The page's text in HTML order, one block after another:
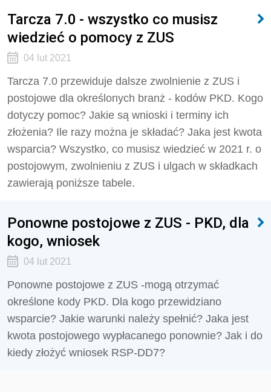
Tarcza 7.0 - wszystko co musisz
wiedzieć o pomocy z ZUS
04 lut 2021
Tarcza 7.0 przewiduje dalsze zwolnienie z ZUS i
postojowe dla określonych branż - kodów PKD. Kogo
dotyczy pomoc? Jakie są wnioski i terminy ich
złożenia? Ile razy można je składać? Jaka jest kwota
wsparcia? Wszystko, co musisz wiedzieć w 2021 r. o
postojowym, zwolnieniu z ZUS i ulgach w składkach
zawierają poniższe tabele.
Ponowne postojowe z ZUS - PKD, dla
kogo, wniosek
04 lut 2021
Ponowne postojowe z ZUS -mogą otrzymać
określone kody PKD. Dla kogo przewidziano
wsparcie? Jakie warunki należy spełnić? Jaka jest
kwota postojowego wypłacanego ponownie? Jak i do
kiedy złożyć wniosek RSP-DD7?